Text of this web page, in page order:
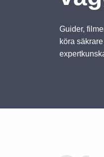
Guider,
köra